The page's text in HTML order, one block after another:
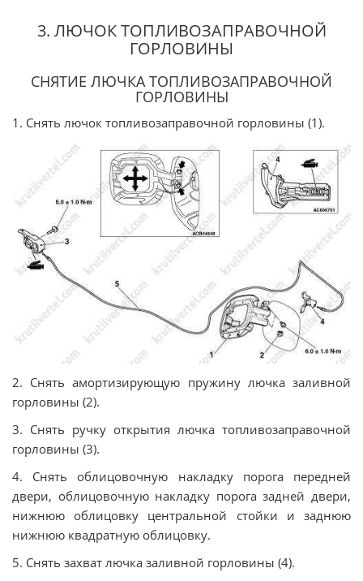
3. ЛЮЧОК ТОПЛИВОЗАПРАВОЧНОЙ
ГОРЛОВИНЫ
СНЯТИЕ ЛЮЧКА ТОПЛИВОЗАПРАВОЧНОЙ
ГОРЛОВИНЫ
1. Снять лючок топливозаправочной горловины (1).
2. Снять амортизирующую пружину лючка заливной
горловины (2).
3. Снять ручку открытия лючка топливозаправочной
горловины (3).
4. Снять облицовочную накладку порога передней
двери, облицовочную накладку порога задней двери,
нижнюю облицовку центральной стойки и заднюю
нижнюю квадратную облицовку.
5. Снять захват лючка заливной горловины (4).